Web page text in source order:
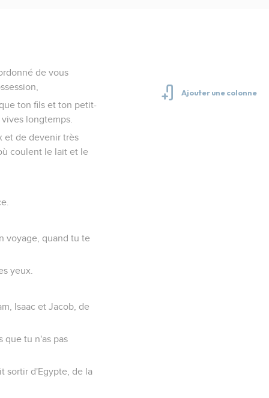
de vous
ton fils et ton petit-
longtemps.
et de devenir très
coulent le lait et le
voyage, quand tu te
yeux.
Isaac et Jacob, de
que tu n'as pas
sortir d'Egypte, de la